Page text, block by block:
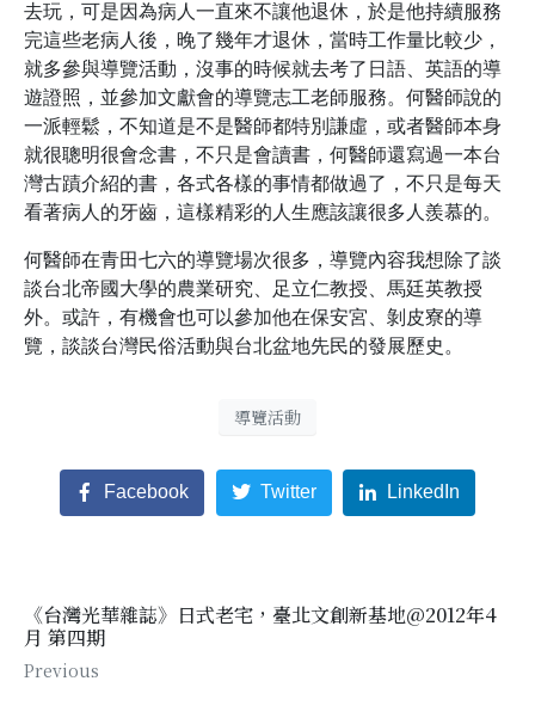
去玩，可是因為病人一直來不讓他退休，於是他持續服務
完這些老病人後，晚了幾年才退休，當時工作量比較少，
就多參與導覽活動，沒事的時候就去考了日語、英語的導
遊證照，並參加文獻會的導覽志工老師服務。何醫師說的
一派輕鬆，不知道是不是醫師都特別謙虛，或者醫師本身
就很聰明很會念書，不只是會讀書，何醫師還寫過一本台
灣古蹟介紹的書，各式各樣的事情都做過了，不只是每天
看著病人的牙齒，這樣精彩的人生應該讓很多人羨慕的。
何醫師在青田七六的導覽場次很多，導覽內容我想除了談
談台北帝國大學的農業研究、足立仁教授、馬廷英教授
外。或許，有機會也可以參加他在保安宮、剝皮寮的導
覽，談談台灣民俗活動與台北盆地先民的發展歷史。
導覽活動
Facebook Twitter LinkedIn
《台灣光華雜誌》日式老宅，臺北文創新基地@2012年4
月 第四期
Previous